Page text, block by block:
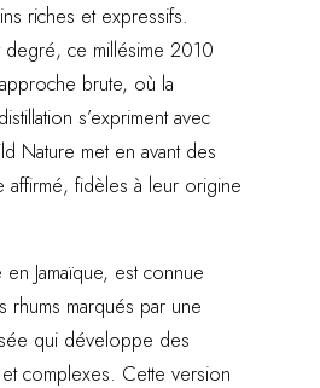
riches et expressifs.
degré, ce millésime 2010
brute, où la
s’expriment avec
Nature met en avant des
affirmé, fidèles à leur origine
Jamaïque, est connue
marqués par une
qui développe des
complexes. Cette version